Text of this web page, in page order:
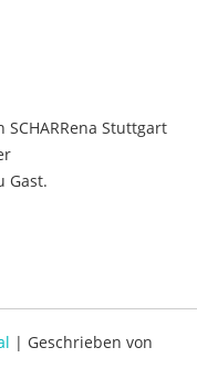
Stuttgart
Gast.
| Geschrieben von